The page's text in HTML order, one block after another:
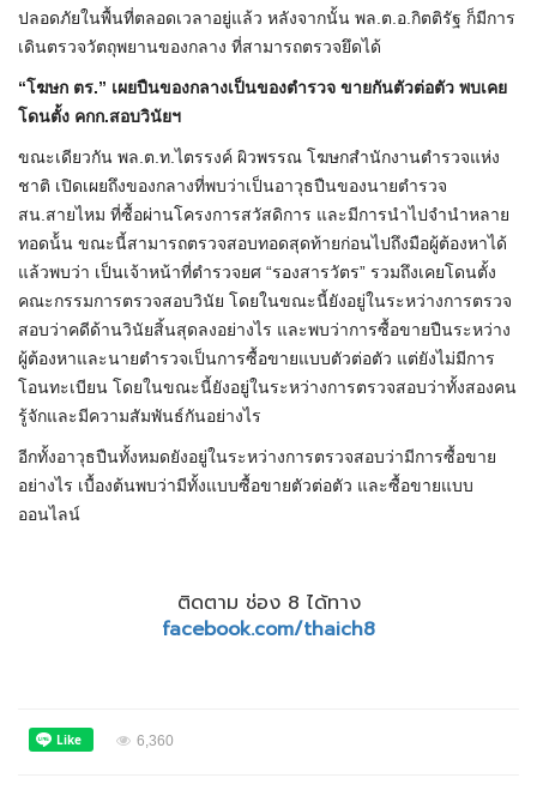
ปลอดภัยในพื้นที่ตลอดเวลาอยู่แล้ว หลังจากนั้น พล.ต.อ.กิตติรัฐ ก็มีการ
เดินตรวจวัตถุพยานของกลาง ที่สามารถตรวจยึดได้
“โฆษก ตร.” เผยปืนของกลางเป็นของตำรวจ ขายกันตัวต่อตัว พบเคย
โดนตั้ง คกก.สอบวินัยฯ
ขณะเดียวกัน พล.ต.ท.ไตรรงค์ ผิวพรรณ โฆษกสำนักงานตำรวจแห่ง
ชาติ เปิดเผยถึงของกลางที่พบว่าเป็นอาวุธปืนของนายตำรวจ
สน.สายไหม ที่ซื้อผ่านโครงการสวัสดิการ และมีการนำไปจำนำหลาย
ทอดน้้น ขณะนี้สามารถตรวจสอบทอดสุดท้ายก่อนไปถึงมือผู้ต้องหาได้
แล้วพบว่า เป็นเจ้าหน้าที่ตำรวจยศ “รองสารวัตร” รวมถึงเคยโดนตั้ง
คณะกรรมการตรวจสอบวินัย โดยในขณะนี้ยังอยู่ในระหว่างการตรวจ
สอบว่าคดีด้านวินัยสิ้นสุดลงอย่างไร และพบว่าการซื้อขายปืนระหว่าง
ผู้ต้องหาและนายตำรวจเป็นการซื้อขายแบบตัวต่อตัว แต่ยังไม่มีการ
โอนทะเบียน โดยในขณะนี้ยังอยู่ในระหว่างการตรวจสอบว่าทั้งสองคน
รู้จักและมีความสัมพันธ์กันอย่างไร
อีกทั้งอาวุธปืนทั้งหมดยังอยู่ในระหว่างการตรวจสอบว่ามีการซื้อขาย
อย่างไร เบื้องต้นพบว่ามีทั้งแบบซื้อขายตัวต่อตัว และซื้อขายแบบ
ออนไลน์
ติดตาม ช่อง 8 ได้ทาง
facebook.com/thaich8
6,360